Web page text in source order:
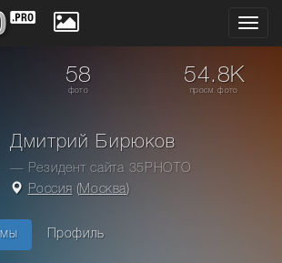
58
фото
54.8K
просм. фото
Дмитрий Бирюков
— Резидент сайта 35PHOTO
Россия (Москва)
Профиль